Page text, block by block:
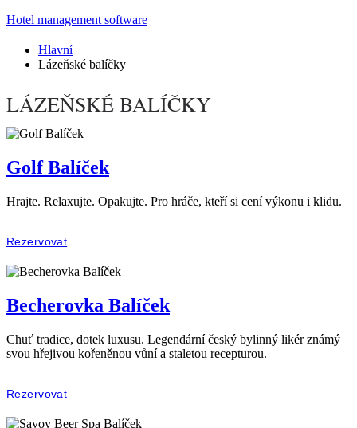
Hotel management software
Hlavní
Lázeňské balíčky
LÁZEŇSKÉ BALÍČKY
Golf Balíček
Hrajte. Relaxujte. Opakujte. Pro hráče, kteří si cení výkonu i klidu.
Rezervovat
Becherovka Balíček
Chuť tradice, dotek luxusu. Legendární český bylinný likér známý
svou hřejivou kořeněnou vůní a staletou recepturou.
Rezervovat